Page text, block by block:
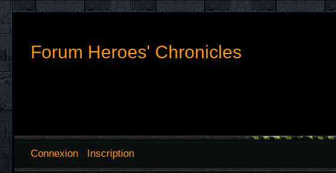
Forum Heroes' Chronicles
Connexion Inscription